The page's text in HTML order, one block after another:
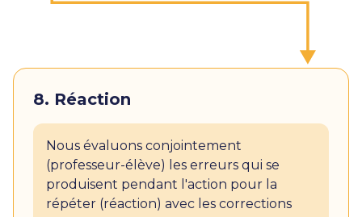
8. Réaction
Nous évaluons conjointement
(professeur-élève) les erreurs qui se
produisent pendant l'action pour la
répéter (réaction) avec les corrections